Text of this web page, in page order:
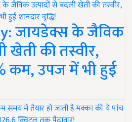
जायडेक्स के जैविक
खेती की तस्वीर,
कम, उपज में भी हुई